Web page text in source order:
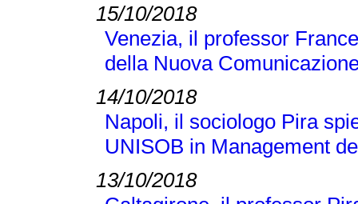
15/10/2018
Venezia, il professor
della Nuova
14/10/2018
Napoli, il sociologo Pira
UNISOB in Management
13/10/2018